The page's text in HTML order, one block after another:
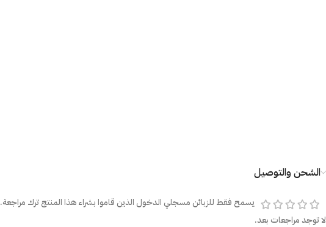
الشحن والتوصيل
لا توجد مراجعات بعد.
يسمح فقط للزبائن مسجلي الدخول الذين قاموا بشراء هذا المنتج ترك مراجعة.